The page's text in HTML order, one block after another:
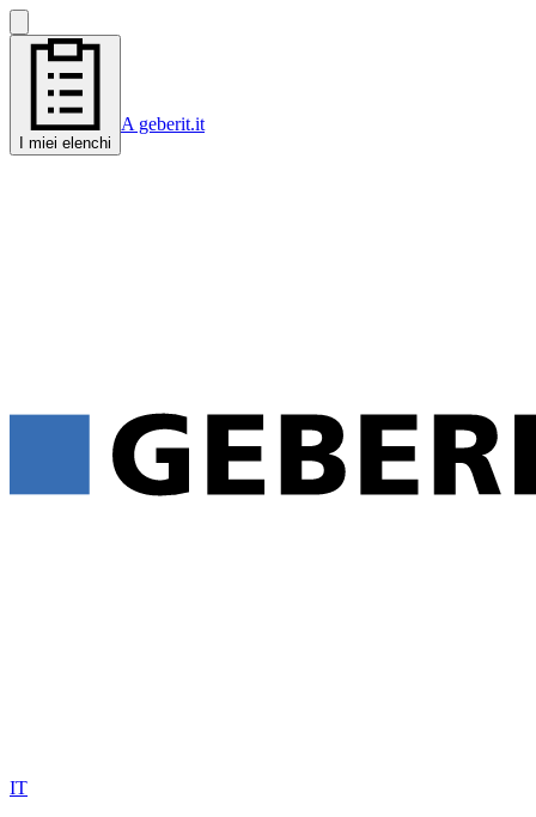
I miei elenchi
A geberit.it
IT